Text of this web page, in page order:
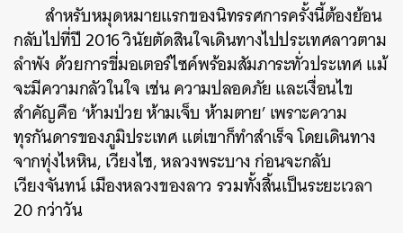
สำหรับหมุดหมายแรกของนิทรรศการครั้งนี้ต้องย้อน
กลับไปที่ปี 2016 วินัยตัดสินใจเดินทางไปประเทศลาวตาม
ลำพัง ด้วยการขี่มอเตอร์ไซค์พร้อมสัมภาระทั่วประเทศ แม้
จะมีความกลัวในใจ เช่น ความปลอดภัย และเงื่อนไข
สำคัญคือ ‘ห้ามป่วย ห้ามเจ็บ ห้ามตาย’ เพราะความ
ทุรกันดารของภูมิประเทศ แต่เขาก็ทำสำเร็จ โดยเดินทาง
จากทุ่งไหหิน, เวียงไซ, หลวงพระบาง ก่อนจะกลับ
เวียงจันทน์ เมืองหลวงของลาว รวมทั้งสิ้นเป็นระยะเวลา
20 กว่าวัน